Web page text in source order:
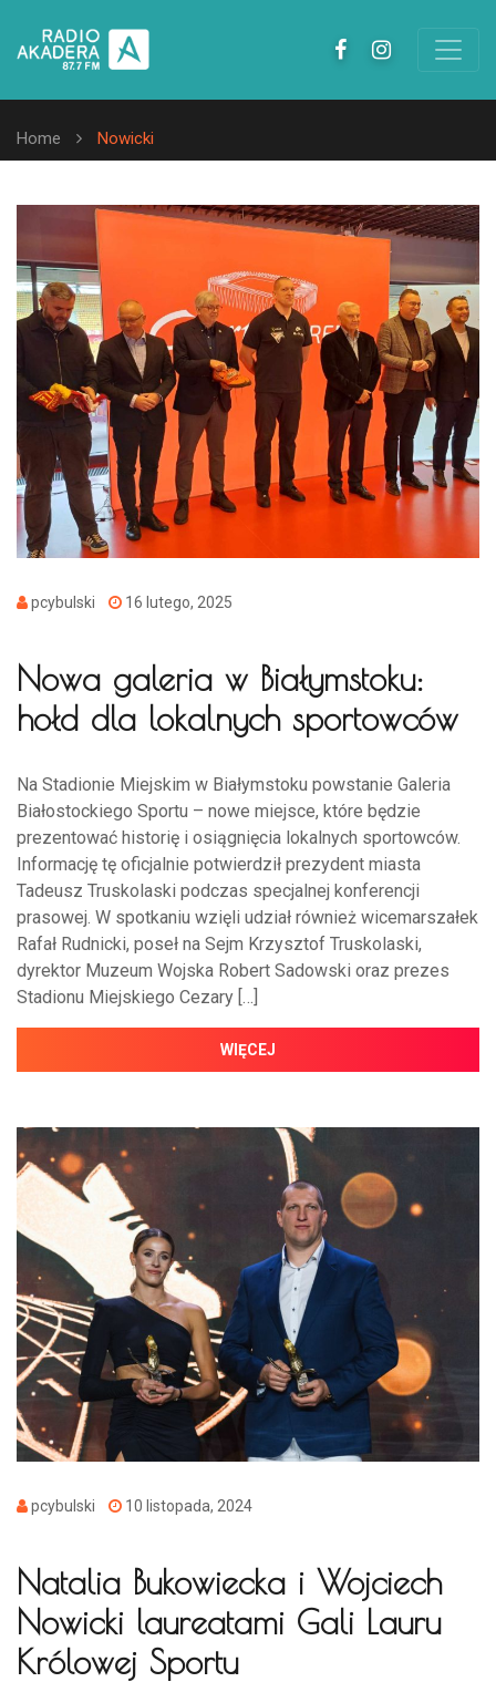
Home Nowicki
pcybulski 16 lutego, 2025
Nowa galeria w Białymstoku:
hołd dla lokalnych sportowców
Na Stadionie Miejskim w Białymstoku powstanie Galeria
Białostockiego Sportu – nowe miejsce, które będzie
prezentować historię i osiągnięcia lokalnych sportowców.
Informację tę oficjalnie potwierdził prezydent miasta
Tadeusz Truskolaski podczas specjalnej konferencji
prasowej. W spotkaniu wzięli udział również wicemarszałek
Rafał Rudnicki, poseł na Sejm Krzysztof Truskolaski,
dyrektor Muzeum Wojska Robert Sadowski oraz prezes
Stadionu Miejskiego Cezary […]
WIĘCEJ
pcybulski 10 listopada, 2024
Natalia Bukowiecka i Wojciech
Nowicki laureatami Gali Lauru
Królowej Sportu